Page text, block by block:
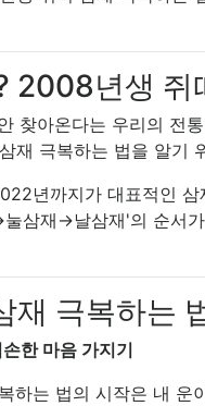
2008년생 쥐
찾아온다는 우리의 전
재 극복하는 법을 알기
년까지가 대표적인
삼재→날삼재'의 순서
극복하는
한 마음 가지기
하는 법의 시작은 내 운